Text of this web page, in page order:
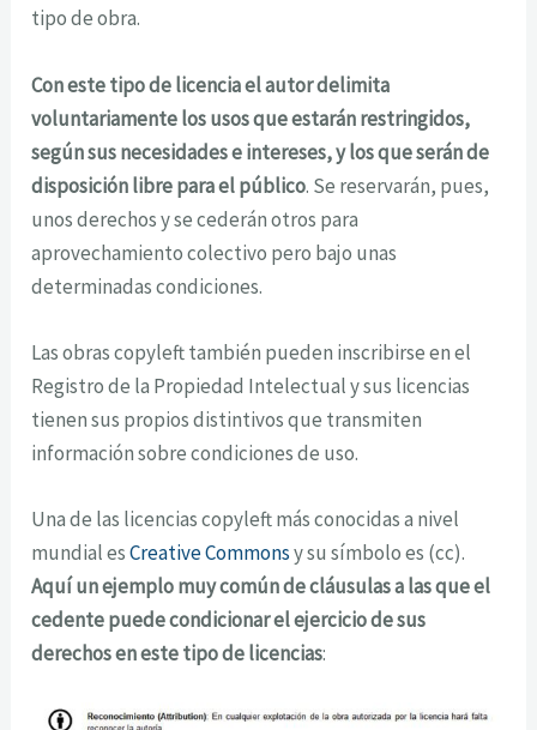
tipo de obra.
Con este tipo de licencia el autor delimita
voluntariamente los usos que estarán restringidos,
según sus necesidades e intereses, y los que serán de
disposición libre para el público. Se reservarán, pues,
unos derechos y se cederán otros para
aprovechamiento colectivo pero bajo unas
determinadas condiciones.
Las obras copyleft también pueden inscribirse en el
Registro de la Propiedad Intelectual y sus licencias
tienen sus propios distintivos que transmiten
información sobre condiciones de uso.
Una de las licencias copyleft más conocidas a nivel
mundial esCreative Commonsy su símbolo es (cc).
Aquí un ejemplo muy común de cláusulas a las que el
cedente puede condicionar el ejercicio de sus
derechos en este tipo de licencias: